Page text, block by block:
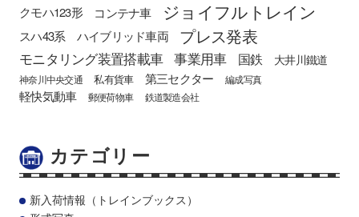
クモハ123形
コンテナ車 ジョイフルトレイン
スハ43系 ハイブリッド車両 プレス発表
モニタリング装置搭載車 事業用車 国鉄 大井川鐵道
神奈川中央交通 私有貨車 第三セクター 編成写真
軽快気動車 郵便荷物車 鉄道製造会社
カテゴリー
新入荷情報（トレインブックス）